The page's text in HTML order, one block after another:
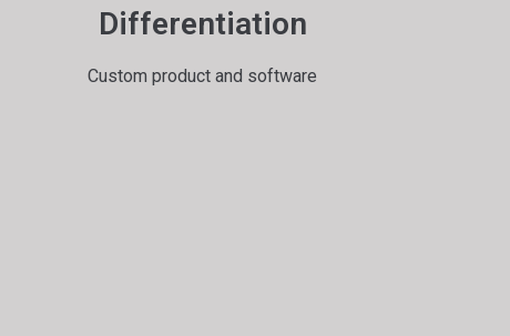
Differentiation
Custom product and software